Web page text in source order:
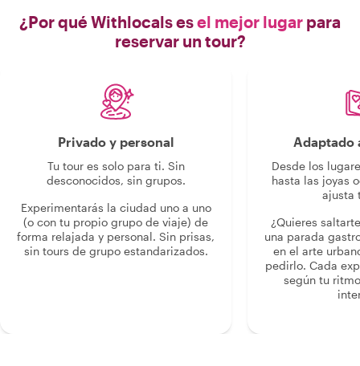
¿Por qué Withlocals esel mejor lugar para
reservar un tour?
Privado y personal
Tu tour es solo para ti. Sin
desconocidos, sin grupos.
Experimentarás la ciudad uno a uno
(o con tu propio grupo de viaje) de
forma relajada y personal. Sin prisas,
sin tours de grupo estandarizados.
Adaptado
Desde los
hasta las joyas
ajusta
¿Quieres
una parada
en el arte
pedirlo. Cada
según tu